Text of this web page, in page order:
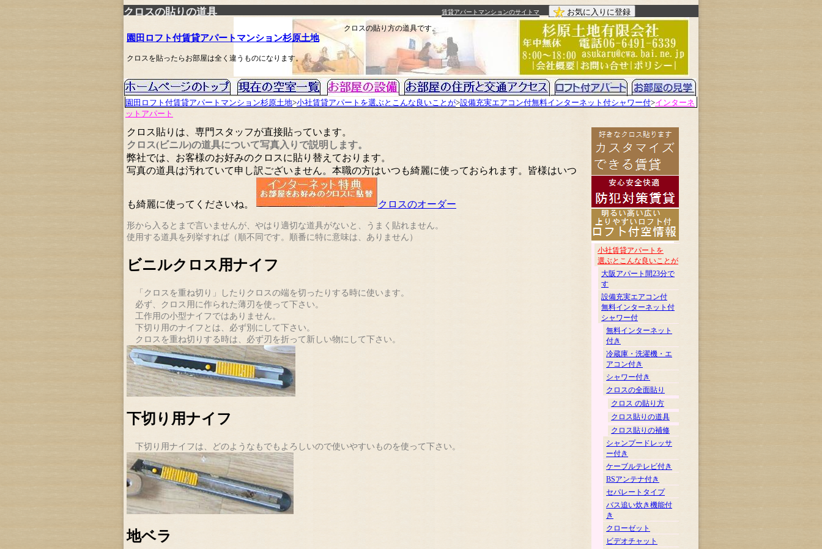
クロスの貼りの道具
園田ロフト付賃貸アパートマンション杉原土地
クロスを貼ったらお部屋は全く違うものになります。
クロスの貼り方の道具です。
クロス貼りは、専門スタッフが直接貼っています。
クロス(ビニル)の道具について写真入りで説明します。
弊社では、お客様のお好みのクロスに貼り替えております。
写真の道具は汚れていて申し訳ございません。本職の方はいつも綺麗に使っておられます。皆様はいつ
も綺麗に使ってくださいね。 クロスのオーダー
形から入るとまで言いませんが、やはり適切な道具がないと、うまく貼れません。
使用する道具を列挙すれば（順不同です。順番に特に意味は、ありません）
ビニルクロス用ナイフ
「クロスを重ね切り」したりクロスの端を切ったりする時に使います。
必ず、クロス用に作られた薄刃を使って下さい。
工作用の小型ナイフではありません。
下切り用のナイフとは、必ず別にして下さい。
クロスを重ね切りする時は、必ず刃を折って新しい物にして下さい。
下切り用ナイフ
下切り用ナイフは、どのようなもでもよろしいので使いやすいものを使って下さい。
地ベラ
小社賃貸アパートを
選ぶとこんな良いことが
大阪アパート間23分で
す
設備充実エアコン付
無料インターネット付
シャワー付
無料インターネット
付き
冷蔵庫・洗濯機・エ
アコン付き
シャワー付き
クロスの全面貼り
クロス の貼り方
クロス貼りの道具
クロス貼りの補修
シャンプードレッサ
ー付き
ケーブルテレビ付き
BSアンテナ付き
セパレートタイプ
バス追い炊き機能付
き
クローゼット
ビデオチャット
園田ロフト付賃貸アパートマンション杉原土地>小社賃貸アパートを選ぶとこんな良いことが>設備充実エアコン付無料インターネット付シャワー付>インターネ
ットアパート
賃貸アパートマンションのサイトマ
お気に入りに登録